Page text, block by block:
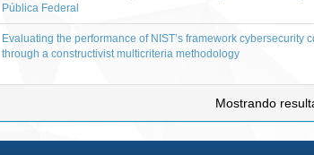
Pública Federal
Evaluating the performance of NIST’s framework cybersecurity
through a constructivist multicriteria methodology
Mostrando